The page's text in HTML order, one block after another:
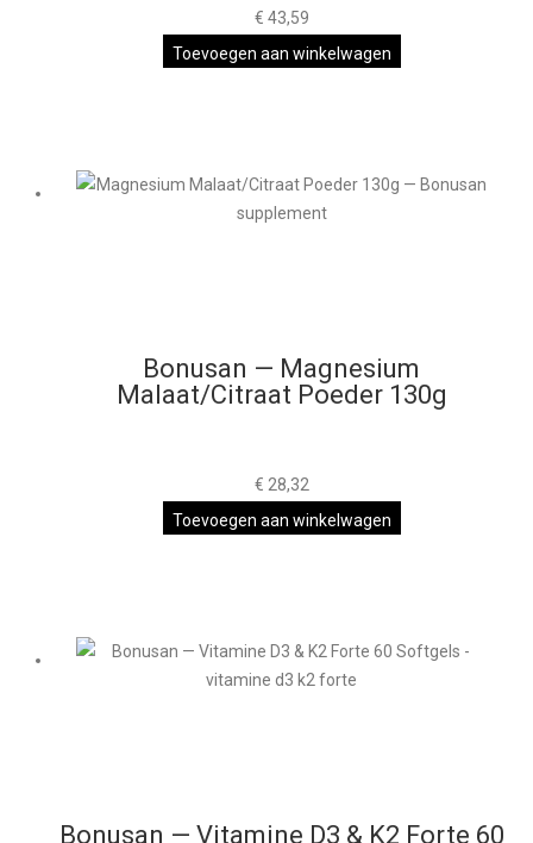
€ 43,59
Toevoegen aan winkelwagen
Bonusan — Magnesium
Malaat/Citraat Poeder 130g
€ 28,32
Toevoegen aan winkelwagen
Bonusan — Vitamine D3 & K2 Forte 60